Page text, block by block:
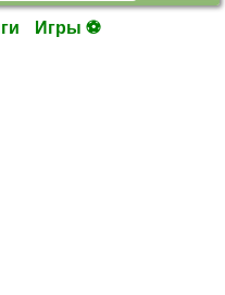
Игры ⚽